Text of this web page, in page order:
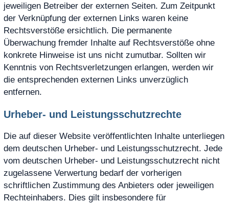
jeweiligen Betreiber der externen Seiten. Zum Zeitpunkt
der Verknüpfung der externen Links waren keine
Rechtsverstöße ersichtlich. Die permanente
Überwachung fremder Inhalte auf Rechtsverstöße ohne
konkrete Hinweise ist uns nicht zumutbar. Sollten wir
Kenntnis von Rechtsverletzungen erlangen, werden wir
die entsprechenden externen Links unverzüglich
entfernen.
Urheber- und Leistungsschutzrechte
Die auf dieser Website veröffentlichten Inhalte unterliegen
dem deutschen Urheber- und Leistungsschutzrecht. Jede
vom deutschen Urheber- und Leistungsschutzrecht nicht
zugelassene Verwertung bedarf der vorherigen
schriftlichen Zustimmung des Anbieters oder jeweiligen
Rechteinhabers. Dies gilt insbesondere für